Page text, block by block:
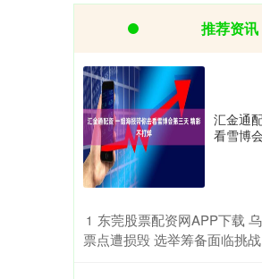
推荐资讯
汇金通
看雪博
1 东莞股票配资网APP下载
票点遭损毁 选举筹备面临挑战